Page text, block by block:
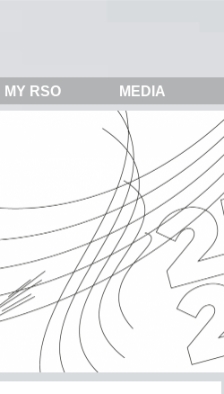
MY RSO MEDIA